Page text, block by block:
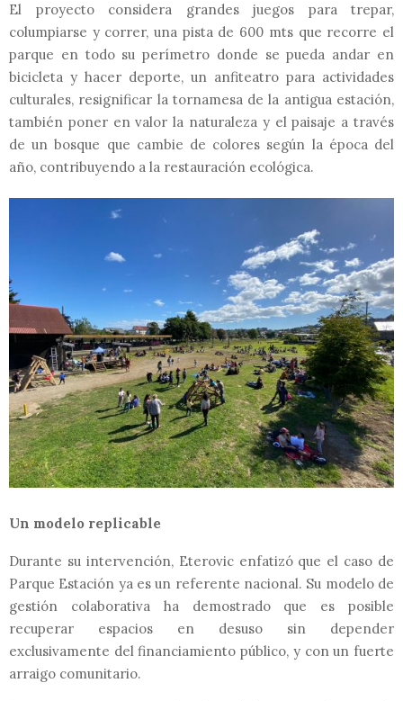
El proyecto considera grandes juegos para trepar,
columpiarse y correr, una pista de 600 mts que recorre el
parque en todo su perímetro donde se pueda andar en
bicicleta y hacer deporte, un anfiteatro para actividades
culturales, resignificar la tornamesa de la antigua estación,
también poner en valor la naturaleza y el paisaje a través
de un bosque que cambie de colores según la época del
año, contribuyendo a la restauración ecológica.
Un modelo replicable
Durante su intervención, Eterovic enfatizó que el caso de
Parque Estación ya es un referente nacional. Su modelo de
gestión colaborativa ha demostrado que es posible
recuperar espacios en desuso sin depender
exclusivamente del financiamiento público, y con un fuerte
arraigo comunitario.